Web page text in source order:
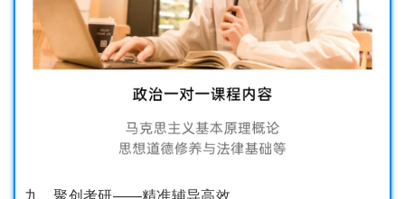
九、聚创考研——精准辅导高效